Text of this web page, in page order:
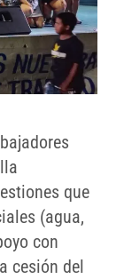
que
(agua,
con
cesión del